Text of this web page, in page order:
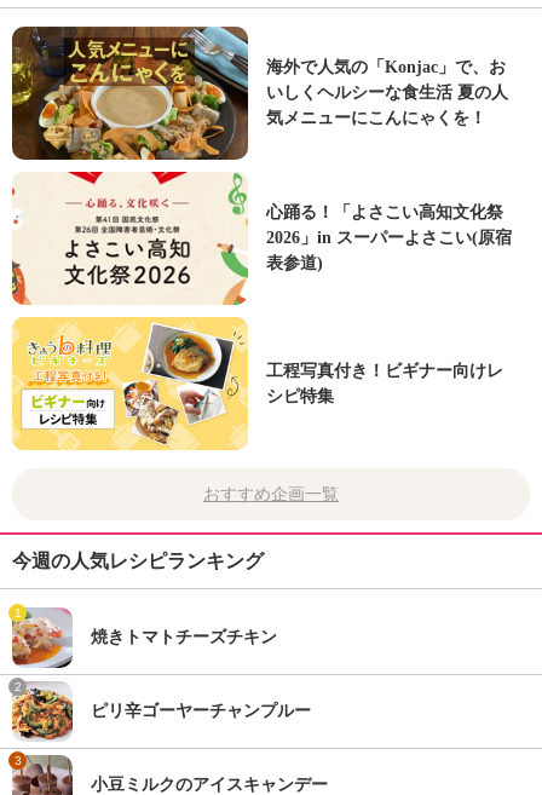
海外で人気の「Konjac」で、お
いしくヘルシーな食生活 夏の人
気メニューにこんにゃくを！
心踊る！「よさこい高知文化祭
2026」in スーパーよさこい(原宿
表参道)
工程写真付き！ビギナー向けレ
シピ特集
おすすめ企画一覧
今週の人気レシピランキング
1
焼きトマトチーズチキン
2
ピリ辛ゴーヤーチャンプルー
3
小豆ミルクのアイスキャンデー